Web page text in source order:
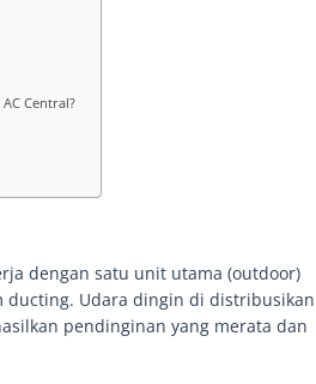
Central?
dengan satu unit utama (outdoor)
ducting. Udara dingin di distribusikan
pendinginan yang merata dan